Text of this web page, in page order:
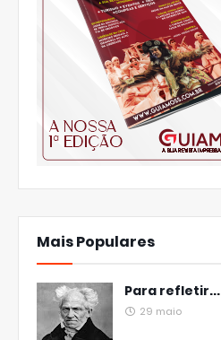
Mais Populares
Para refletir...
29 maio